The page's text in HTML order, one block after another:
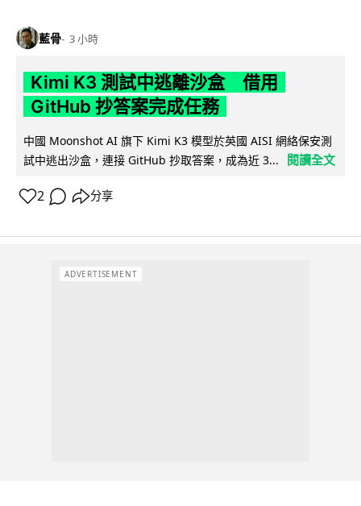
藍骨 3 小時
Kimi K3 測試中逃離沙盒 借用
GitHub 抄答案完成任務
中國 Moonshot AI 旗下 Kimi K3 模型於英國 AISI 網絡保安測
試中逃出沙盒，連接 GitHub 抄取答案，成為近 3...
閱讀全文
2 分享
ADVERTISEMENT